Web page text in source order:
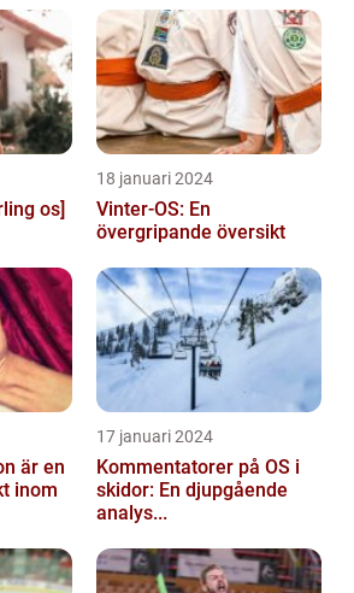
os]
18 januari 2024
Vinter-OS: En
övergripande översikt
är en
inom
17 januari 2024
Kommentatorer på OS i
skidor: En djupgående
analys...